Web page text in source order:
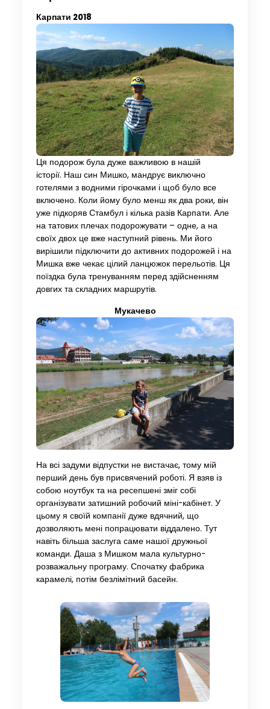
Карпати 2018
Ця подорож була дуже важливою в нашій
історії. Наш син Мишко, мандрує виключно
готелями з водними гірочками і щоб було все
включено. Коли йому було менш як два роки, він
уже підкоряв Стамбул і кілька разів Карпати. Але
на татових плечах подорожувати – одне, а на
своїх двох це вже наступний рівень. Ми його
вирішили підключити до активних подорожей і на
Мишка вже чекає цілий ланцюжок перельотів. Ця
поїздка була тренуванням перед здійсненням
довгих та складних маршрутів.
Мукачево
На всі задуми відпустки не вистачає, тому мій
перший день був присвячений роботі. Я взяв із
собою ноутбук та на ресепшені зміг собі
організувати затишний робочий міні-кабінет. У
цьому я своїй компанії дуже вдячний, що
дозволяють мені попрацювати віддалено. Тут
навіть більша заслуга саме нашої дружньої
команди. Даша з Мишком мала культурно-
розважальну програму. Спочатку фабрика
карамелі, потім безлімітний басейн.